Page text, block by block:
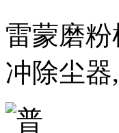
雷蒙磨
冲除尘